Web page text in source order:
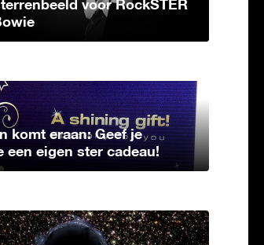
voor RockSTER
komt eraan: Geef je
een eigen ster cadeau!